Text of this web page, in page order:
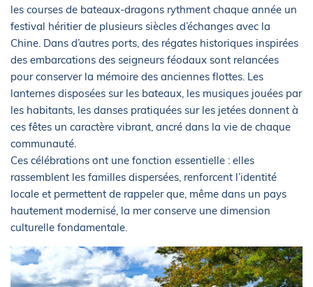
les courses de bateaux-dragons rythment chaque année un
festival héritier de plusieurs siècles d’échanges avec la
Chine. Dans d’autres ports, des régates historiques inspirées
des embarcations des seigneurs féodaux sont relancées
pour conserver la mémoire des anciennes flottes. Les
lanternes disposées sur les bateaux, les musiques jouées par
les habitants, les danses pratiquées sur les jetées donnent à
ces fêtes un caractère vibrant, ancré dans la vie de chaque
communauté.
Ces célébrations ont une fonction essentielle : elles
rassemblent les familles dispersées, renforcent l’identité
locale et permettent de rappeler que, même dans un pays
hautement modernisé, la mer conserve une dimension
culturelle fondamentale.